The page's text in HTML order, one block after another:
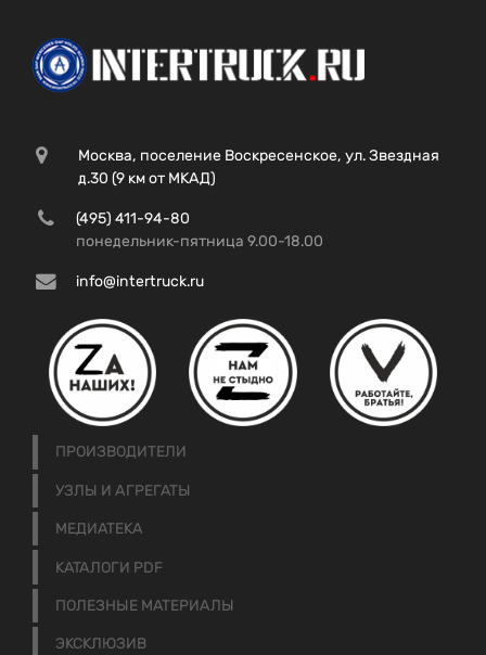
Москва, поселение Воскресенское, ул. Звездная
д.30 (9 км от МКАД)
(495) 411-94-80
понедельник-пятница 9.00-18.00
info@intertruck.ru
ПРОИЗВОДИТЕЛИ
УЗЛЫ И АГРЕГАТЫ
МЕДИАТЕКА
КАТАЛОГИ PDF
ПОЛЕЗНЫЕ МАТЕРИАЛЫ
ЭКСКЛЮЗИВ